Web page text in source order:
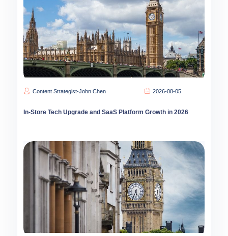
Content Strategist-John Chen 2026-08-05
In-Store Tech Upgrade and SaaS Platform Growth in 2026